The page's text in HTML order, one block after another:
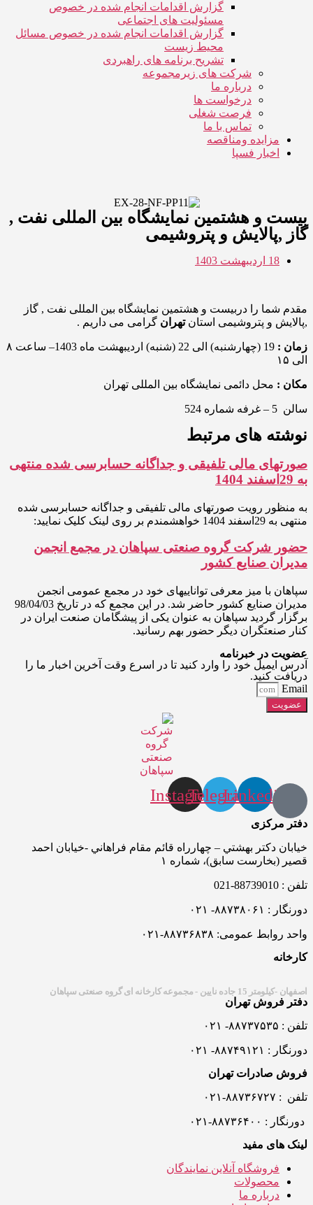
گزارش اقدامات انجام شده در خصوص
مسئولیت های اجتماعی
گزارش اقدامات انجام شده در خصوص مسائل
محیط زیست
تشریح برنامه های راهبردی
شرکت های زیرمجموعه
درباره ما
درخواست ها
فرصت شغلی
تماس با ما
مزایده ومناقصه
اخبار فسپا
بیست و هشتمین نمایشگاه بین المللی نفت ,
گاز ,پالایش و پتروشیمی
18 اردیبهشت 1403
مقدم شما را دربیست و هشتمین نمایشگاه بین المللی نفت , گاز
,پالایش و پتروشیمی استان تهران گرامی می داریم .
زمان :
19 (چهارشنبه) الی 22 (شنبه) اردیبهشت ماه 1403– ساعت ۸
الی ۱۵
مکان : محل دائمی نمایشگاه بین المللی تهران
سالن 5 – غرفه شماره 524
نوشته های مرتبط
صورتهای مالی تلفیقی و جداگانه حسابرسی شده منتهی
به 29اسفند 1404
به منظور رویت صورتهای مالی تلفیقی و جداگانه حسابرسی شده
منتهی به 29اسفند 1404 خواهشمندم بر روی لینک کلیک نمایید:
حضور شرکت گروه صنعتی سپاهان در مجمع انجمن
مدیران صنایع کشور
سپاهان با میز معرفی تواناییهای خود در مجمع عمومی انجمن
مدیران صنایع کشور حاضر شد. در این مجمع که در تاریخ 98/04/03
برگزار گردید سپاهان به عنوان یکی از پیشگامان صنعت ایران در
کنار صنعتگران دیگر حضور بهم رسانید.
عضویت در خبرنامه
آدرس ایمیل خود را وارد کنید تا در اسرع وقت آخرین اخبار ما را
دریافت کنید.
Email
عضویت
Linkedin
Telegram
Instagram
دفتر مرکزی
خيابان دکتر بهشتي – چهارراه قائم مقام فراهاني -خيابان احمد
قصير (بخارست سابق)، شماره ۱
تلفن : 88739010-021
دورنگار : ۸۸۷۳۸۰۶۱- ۰۲۱
واحد روابط عمومی: ۸۸۷۳۶۸۳۸-۰۲۱
کارخانه
اصفهان -کيلومتر 15 جاده نايين - مجموعه کارخانه ای گروه صنعتی سپاهان
دفتر فروش تهران
تلفن : ۸۸۷۳۷۵۳۵- ۰۲۱
دورنگار : ۸۸۷۴۹۱۲۱- ۰۲۱
فروش صادرات تهران
تلفن : ۸۸۷۳۶۷۲۷-۰۲۱
دورنگار : ۸۸۷۳۶۴۰۰-۰۲۱
لینک های مفید
فروشگاه آنلاین نمایندگان
محصولات
درباره ما